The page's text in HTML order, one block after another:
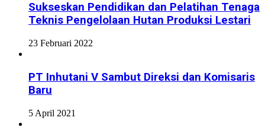
Sukseskan Pendidikan dan Pelatihan Tenaga
Teknis Pengelolaan Hutan Produksi Lestari
23 Februari 2022
PT Inhutani V Sambut Direksi dan Komisaris
Baru
5 April 2021